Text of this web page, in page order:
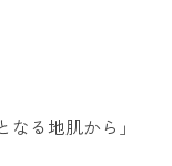
る地肌から」